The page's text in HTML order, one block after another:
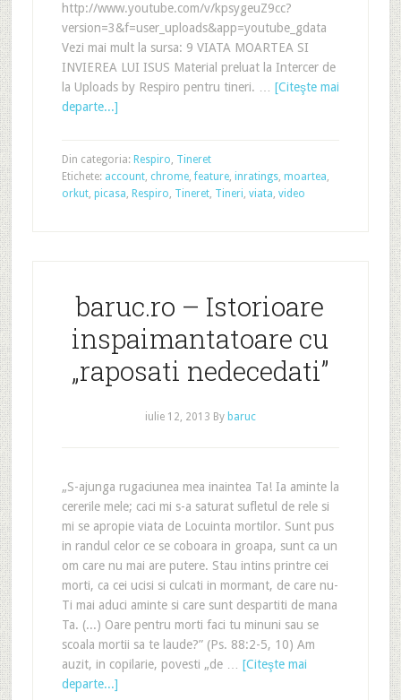
http://www.youtube.com/v/kpsygeuZ9cc?
version=3&f=user_uploads&app=youtube_gdata
Vezi mai mult la sursa: 9 VIATA MOARTEA SI
INVIEREA LUI ISUS Material preluat la Intercer de
la Uploads by Respiro pentru tineri. … [Citeşte mai
departe...]
Din categoria: Respiro, Tineret
Etichete: account, chrome,feature, inratings, moartea,
orkut, picasa, Respiro, Tineret, Tineri, viata, video
baruc.ro – Istorioare
inspaimantatoare cu
„raposati nedecedati”
iulie 12, 2013 By baruc
„S-ajunga rugaciunea mea inaintea Ta! Ia aminte la
cererile mele; caci mi s-a saturat sufletul de rele si
mi se apropie viata de Locuinta mortilor. Sunt pus
in randul celor ce se coboara in groapa, sunt ca un
om care nu mai are putere. Stau intins printre cei
morti, ca cei ucisi si culcati in mormant, de care nu-
Ti mai aduci aminte si care sunt despartiti de mana
Ta. (...) Oare pentru morti faci tu minuni sau se
scoala mortii sa te laude?” (Ps. 88:2-5, 10) Am
auzit, in copilarie, povesti „de … [Citeşte mai
departe...]